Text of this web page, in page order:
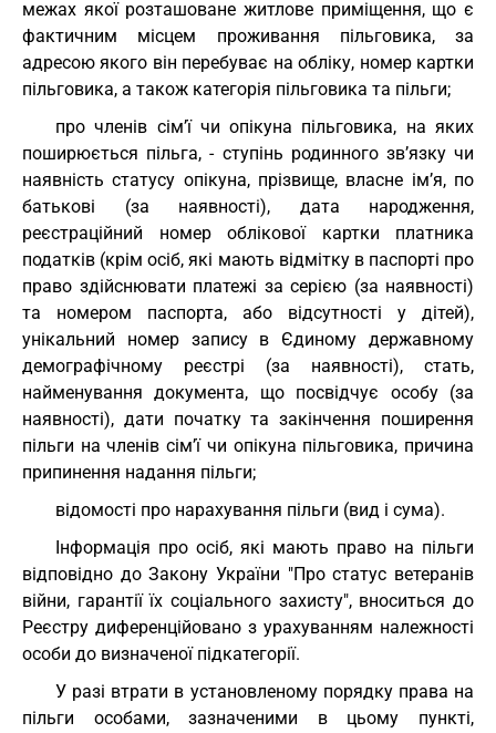
межах якої розташоване житлове приміщення, що є
фактичним місцем проживання пільговика, за
адресою якого він перебуває на обліку, номер картки
пільговика, а також категорія пільговика та пільги;
про членів сім’ї чи опікуна пільговика, на яких
поширюється пільга, - ступінь родинного зв’язку чи
наявність статусу опікуна, прізвище, власне ім’я, по
батькові (за наявності), дата народження,
реєстраційний номер облікової картки платника
податків (крім осіб, які мають відмітку в паспорті про
право здійснювати платежі за серією (за наявності)
та номером паспорта, або відсутності у дітей),
унікальний номер запису в Єдиному державному
демографічному реєстрі (за наявності), стать,
найменування документа, що посвідчує особу (за
наявності), дати початку та закінчення поширення
пільги на членів сім’ї чи опікуна пільговика, причина
припинення надання пільги;
відомості про нарахування пільги (вид і сума).
Інформація про осіб, які мають право на пільги
відповідно до Закону України "Про статус ветеранів
війни, гарантії їх соціального захисту", вноситься до
Реєстру диференційовано з урахуванням належності
особи до визначеної підкатегорії.
У разі втрати в установленому порядку права на
пільги особами, зазначеними в цьому пункті,